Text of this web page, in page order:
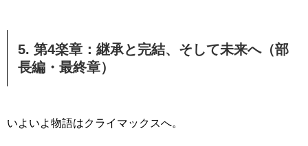
5. 第4楽章：継承と完結、そして未来へ（部
長編・最終章）
いよいよ物語はクライマックスへ。